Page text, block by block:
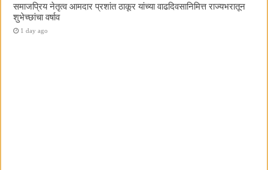
समाजप्रिय नेतृत्व आमदार प्रशांत ठाकूर यांच्या वाढदिवसानिमित्त राज्यभरातून
शुभेच्छांचा वर्षाव
1 day ago